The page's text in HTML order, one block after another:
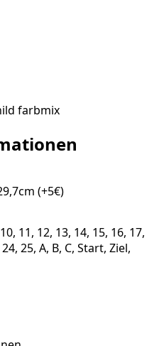
farbmix
(+5€)
11, 12, 13, 14, 15, 16, 17,
25, A, B, C, Start, Ziel,